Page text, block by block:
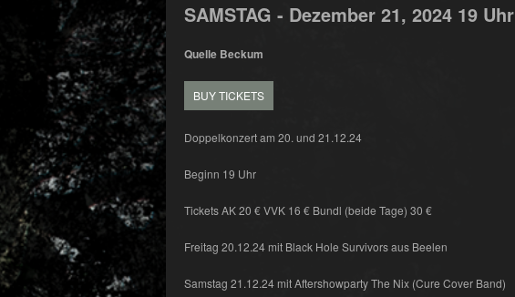
SAMSTAG - Dezember 21, 2024 19 Uhr
Quelle Beckum
BUY TICKETS
Doppelkonzert am 20. und 21.12.24
Beginn 19 Uhr
Tickets AK 20 € VVK 16 € Bundl (beide Tage) 30 €
Freitag 20.12.24 mit Black Hole Survivors aus Beelen
Samstag 21.12.24 mit Aftershowparty The Nix (Cure Cover Band)